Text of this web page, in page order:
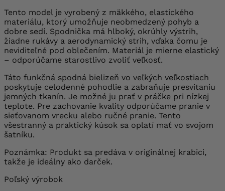
Tento model je vyrobený z mäkkého, elastického
materiálu, ktorý umožňuje neobmedzený pohyb a
dobre sedí. Spodnička má hlboký, okrúhly výstrih,
žiadne rukávy a aerodynamický strih, vďaka čomu je
neviditeľné pod oblečením. Materiál je mierne elastický
– odporúčame starostlivo zvoliť veľkosť.
Táto funkčná spodná bielizeň vo veľkých veľkostiach
poskytuje celodenné pohodlie a zabraňuje presvitaniu
jemných tkanín. Je možné ju prať v práčke pri nízkej
teplote. Pre zachovanie kvality odporúčame pranie v
sieťovanom vrecku alebo ručné pranie. Tento
všestranný a praktický kúsok sa oplatí mať vo svojom
šatníku.
Poznámka: Produkt sa predáva v originálnej krabici,
takže je ideálny ako darček.
Poľský výrobok